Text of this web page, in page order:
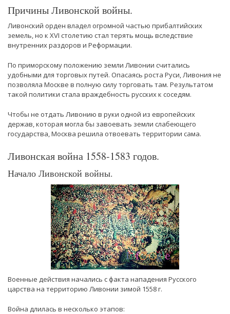
Причины Ливонской войны.
Ливонский орден владел огромной частью прибалтийских
земель, но к XVI столетию стал терять мощь вследствие
внутренних раздоров и Реформации.
По приморскому положению земли Ливонии считались
удобными для торговых путей. Опасаясь роста Руси, Ливония не
позволяла Москве в полную силу торговать там. Результатом
такой политики стала враждебность русских к соседям.
Чтобы не отдать Ливонию в руки одной из европейских
держав, которая могла бы завоевать земли слабеющего
государства, Москва решила отвоевать территории сама.
Ливонская война 1558-1583 годов.
Начало Ливонской войны.
Военные действия начались с факта нападения Русского
царства на территорию Ливонии зимой 1558 г.
Война длилась в несколько этапов: